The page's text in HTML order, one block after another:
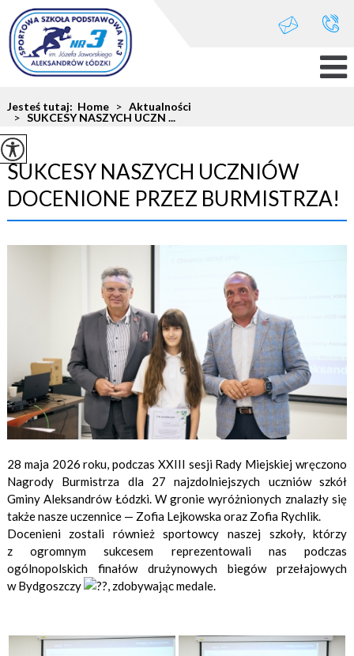
Jesteś tutaj: Home > Aktualności
> SUKCESY NASZYCH UCZN ...
SUKCESY NASZYCH UCZNIÓW
DOCENIONE PRZEZ BURMISTRZA!
28 maja 2026 roku, podczas XXIII sesji Rady Miejskiej wręczono
Nagrody Burmistrza dla 27 najzdolniejszych uczniów szkół
Gminy Aleksandrów Łódzki. W gronie wyróżnionych znalazły się
także nasze uczennice — Zofia Lejkowska oraz Zofia Rychlik.
Docenieni zostali również sportowcy naszej szkoły, którzy
z ogromnym sukcesem reprezentowali nas podczas
ogólnopolskich finałów drużynowych biegów przełajowych
w Bydgoszczy
, zdobywając medale.